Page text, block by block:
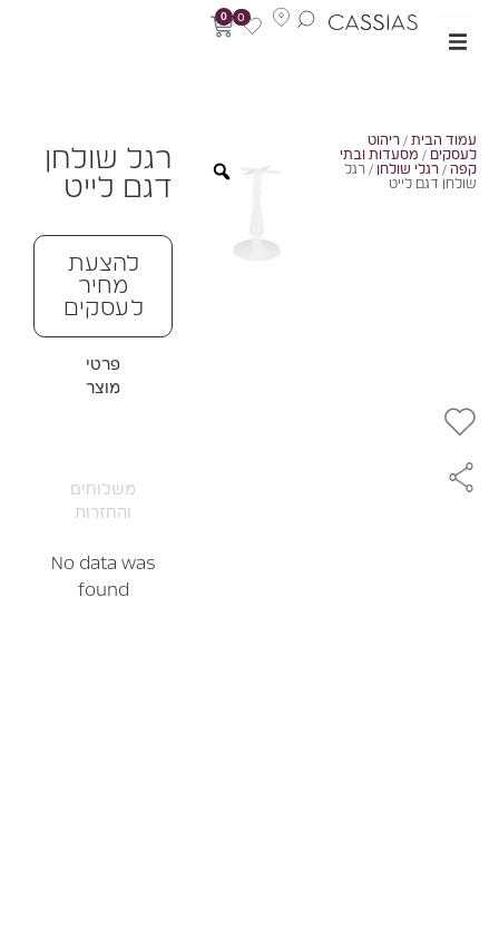
0
הבית/ריהוט
/מסעדות ובתי
/רגלי שולחן/ רגל
דגם לייט
רגל שולחן
דגם לייט
להצעת
מחיר
לעסקים
פרטי
מוצר
משלוחים
והחזרות
No data was
found